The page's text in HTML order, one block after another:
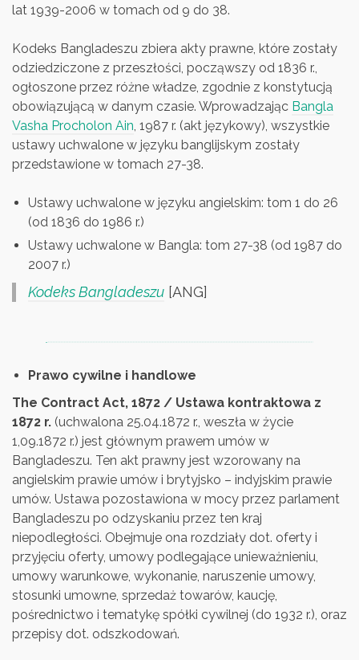
lat 1939-2006 w tomach od 9 do 38.
Kodeks Bangladeszu zbiera akty prawne, które zostały
odziedziczone z przeszłości, począwszy od 1836 r.,
ogłoszone przez różne władze, zgodnie z konstytucją
obowiązującą w danym czasie. Wprowadzając Bangla
Vasha Procholon Ain, 1987 r. (akt językowy), wszystkie
ustawy uchwalone w języku banglijskym zostały
przedstawione w tomach 27-38.
Ustawy uchwalone w języku angielskim: tom 1 do 26
(od 1836 do 1986 r.)
Ustawy uchwalone w Bangla: tom 27-38 (od 1987 do
2007 r.)
Kodeks Bangladeszu [ANG]
Prawo cywilne i handlowe
The Contract Act, 1872 / Ustawa kontraktowa z
1872 r. (uchwalona 25.04.1872 r., weszła w życie
1,09.1872 r.) jest głównym prawem umów w
Bangladeszu. Ten akt prawny jest wzorowany na
angielskim prawie umów i brytyjsko – indyjskim prawie
umów. Ustawa pozostawiona w mocy przez parlament
Bangladeszu po odzyskaniu przez ten kraj
niepodległości. Obejmuje ona rozdziały dot. oferty i
przyjęciu oferty, umowy podlegające unieważnieniu,
umowy warunkowe, wykonanie, naruszenie umowy,
stosunki umowne, sprzedaż towarów, kaucję,
pośrednictwo i tematykę spółki cywilnej (do 1932 r.), oraz
przepisy dot. odszkodowań.